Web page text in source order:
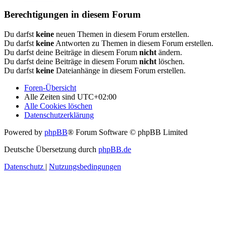
Berechtigungen in diesem Forum
Du darfst keine neuen Themen in diesem Forum erstellen.
Du darfst keine Antworten zu Themen in diesem Forum erstellen.
Du darfst deine Beiträge in diesem Forum nicht ändern.
Du darfst deine Beiträge in diesem Forum nicht löschen.
Du darfst keine Dateianhänge in diesem Forum erstellen.
Foren-Übersicht
Alle Zeiten sind UTC+02:00
Alle Cookies löschen
Datenschutzerklärung
Powered by phpBB® Forum Software © phpBB Limited
Deutsche Übersetzung durch phpBB.de
Datenschutz | Nutzungsbedingungen